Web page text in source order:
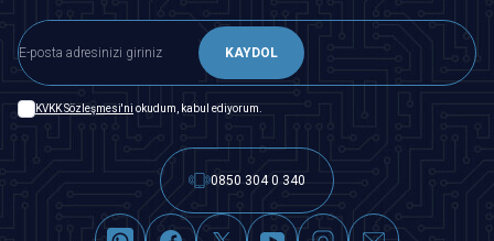
KAYDOL
KVKK Sözleşmesi'ni okudum, kabul ediyorum.
0850 304 0 340